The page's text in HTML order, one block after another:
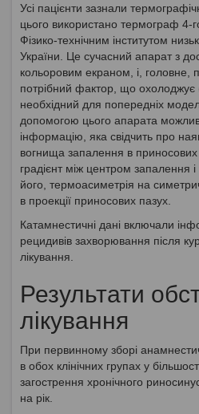
Усі пацієнти зазнали
цього використано термограф 4-
Фізико-технічним інститутом
України. Це сучасний апарат з
кольоровим екраном, і, головне,
потрібний фактор, що охолоджує
необхідний для попередніх
допомогою цього апарата
інформацію, яка свідчить про
вогнища запалення в
градієнт між центром запалення
його, термоасиметрія на
в проекції приносових пазух.
Катамнестичні дані включали
рецидивів захворювання після
лікування.
Результати
лікування
При первинному зборі
в обох клінічних групах у
загострення хронічного
на рік.